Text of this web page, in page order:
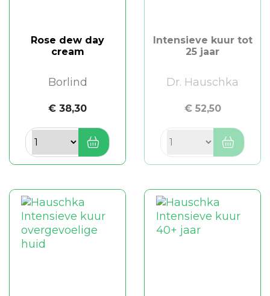
Rose dew day
cream
Borlind
€ 38,30
Intensieve kuur tot
25 jaar
Dr. Hauschka
€ 52,50